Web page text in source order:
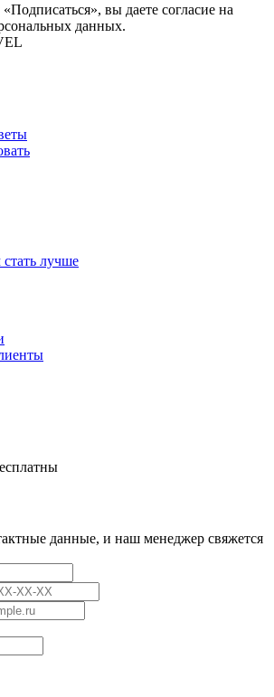
вы даете согласие на
данных.
лучше
данные, и наш менеджер свяжется